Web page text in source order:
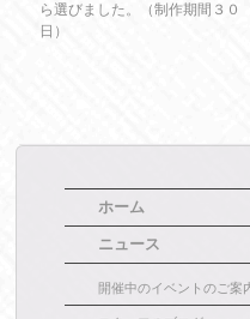
ら選びました。（制作期間３０
日）
ホーム
ニュース
開催中のイベントのご案